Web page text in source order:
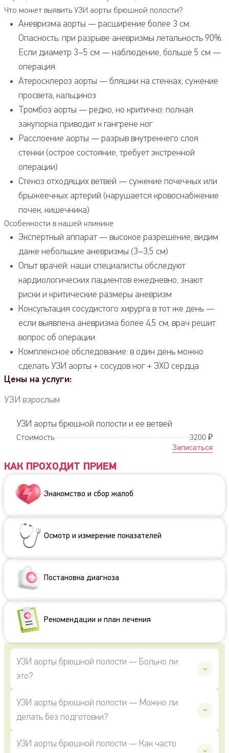
Что может выявить УЗИ аорты брюшной полости?
Аневризма аорты — расширение более 3 см.
Опасность: при разрыве аневризмы летальность 90%.
Если диаметр 3–5 см — наблюдение, больше 5 см —
операция.
Атеросклероз аорты — бляшки на стенках, сужение
просвета, кальциноз
Тромбоз аорты — редко, но критично: полная
закупорка приводит к гангрене ног
Расслоение аорты — разрыв внутреннего слоя
стенки (острое состояние, требует экстренной
операции)
Стеноз отходящих ветвей — сужение почечных или
брыжеечных артерий (нарушается кровоснабжение
почек, кишечника)
Особенности в нашей клинике
Экспертный аппарат — высокое разрешение, видим
даже небольшие аневризмы (3–3,5 см)
Опыт врачей: наши специалисты обследуют
кардиологических пациентов ежедневно, знают
риски и критические размеры аневризм
Консультация сосудистого хирурга в тот же день —
если выявлена аневризма более 4,5 см, врач решит
вопрос об операции
Комплексное обследование: в один день можно
сделать УЗИ аорты + сосудов ног + ЭХО сердца
Цены на услуги:
УЗИ взрослым
УЗИ аорты брюшной полости и ее ветвей
Стоимость 3200 ₽
Записаться
КАК ПРОХОДИТ ПРИЕМ
Знакомство и сбор жалоб
Осмотр и измерение показателей
Постановка диагноза
Рекомендации и план лечения
УЗИ аорты брюшной полости — Больно ли
это?
УЗИ аорты брюшной полости — Можно ли
делать без подготовки?
УЗИ аорты брюшной полости — Как часто